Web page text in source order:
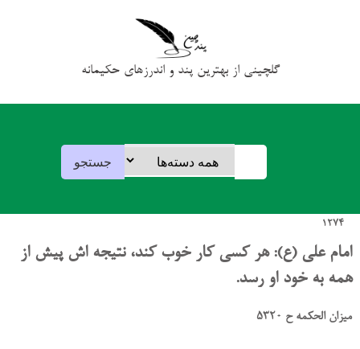
گلچینی از بهترین پند و اندرزهای حکیمانه
1274
امام علی (ع): هر کسی کار خوب کند، نتیجه اش پیش از
همه به خود او رسد.
میزان الحکمه ح 5320